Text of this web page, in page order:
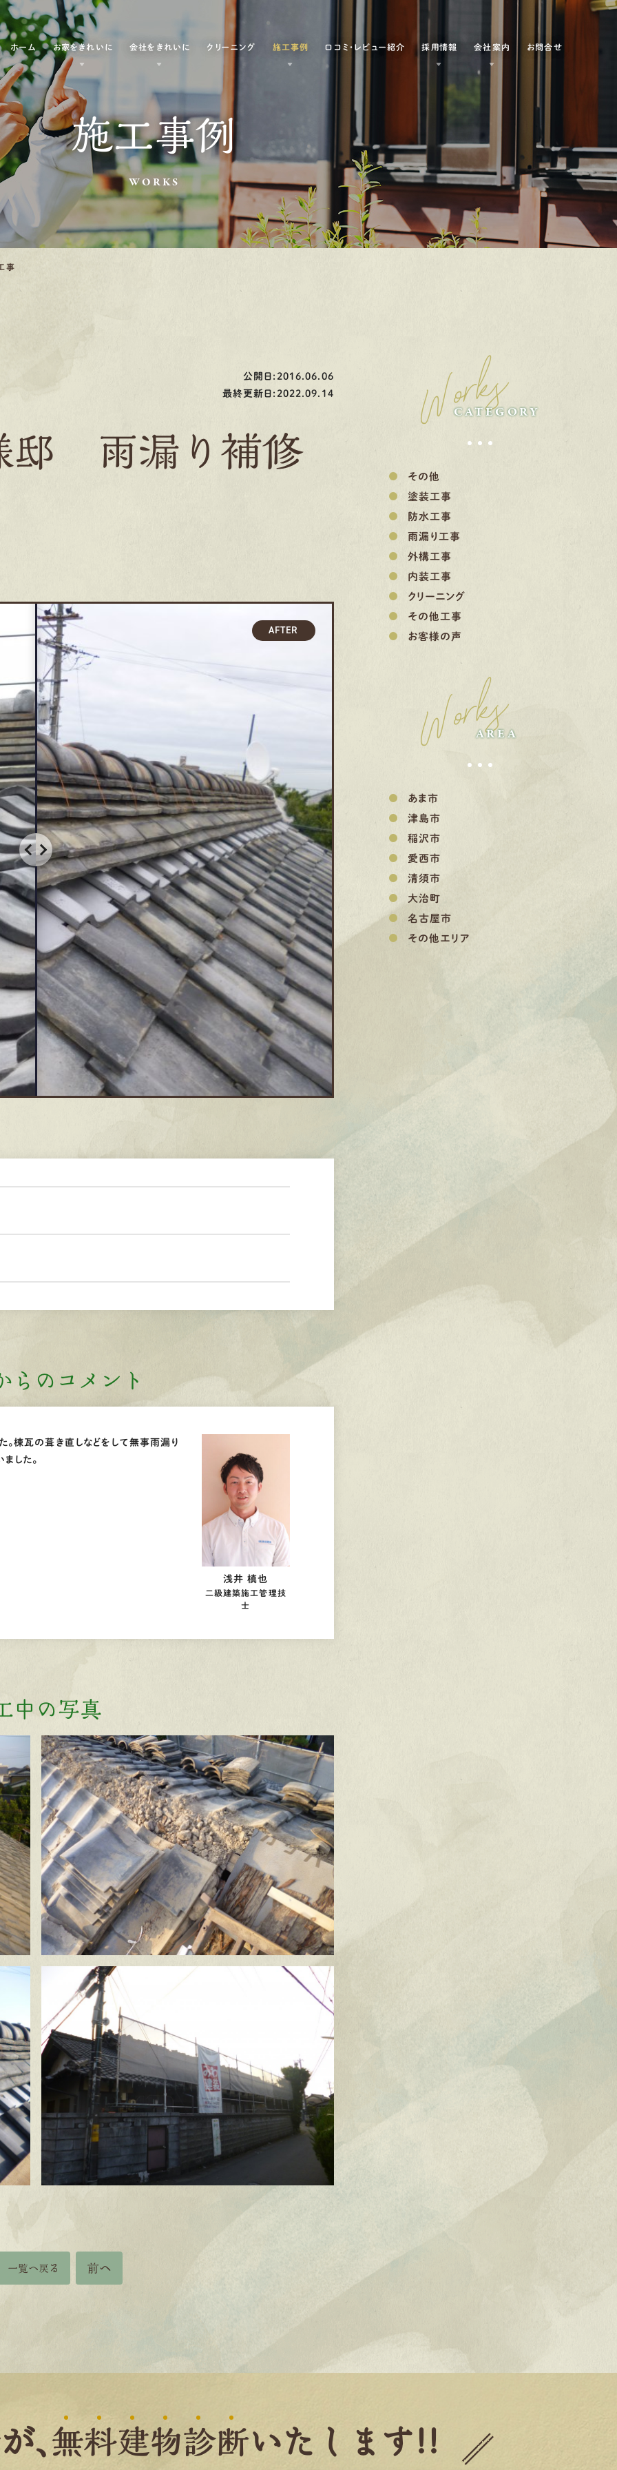
ホーム お家をきれいに 会社をきれいに クリーニング 施工事例 口コミ・レビュー紹介 採用情報 会社案内 お問合せ
施工事例
WORKS
事
公開日:2016.06.06
最終更新日:2022.09.14
邸 雨漏り補修
らのコメント
棟瓦の葺き直しなどをして無事雨漏り
した。
浅井 槙也
二級建築施工管理技
士
中の写真
一覧へ戻る 前へ
Works
CATEGORY
その他
塗装工事
防水工事
雨漏り工事
外構工事
内装工事
クリーニング
その他工事
お客様の声
Works
AREA
あま市
津島市
稲沢市
愛西市
清須市
大治町
名古屋市
その他エリア
が、 無料建物診断いたします!!